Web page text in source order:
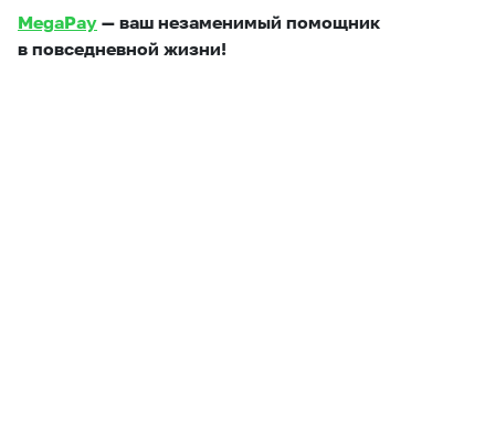
MegaPay — ваш незаменимый помощник
в повседневной жизни!